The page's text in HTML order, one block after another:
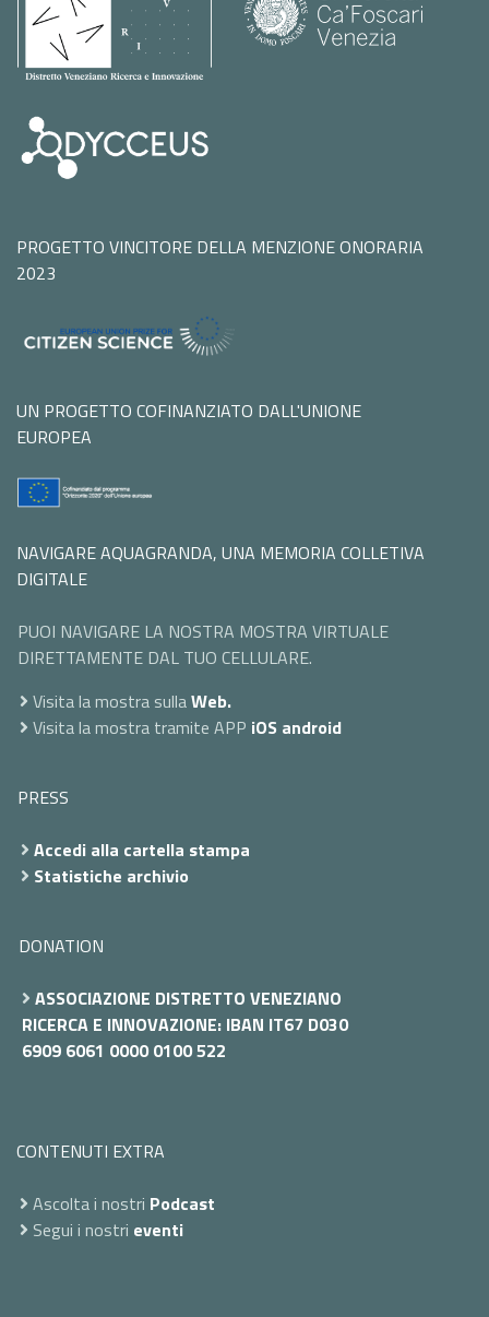
PROGETTO VINCITORE DELLA MENZIONE ONORARIA
2023
UN PROGETTO COFINANZIATO DALL'UNIONE
EUROPEA
NAVIGARE AQUAGRANDA, UNA MEMORIA COLLETIVA
DIGITALE
PUOI NAVIGARE LA NOSTRA MOSTRA VIRTUALE
DIRETTAMENTE DAL TUO CELLULARE.
Visita la mostra sullaWeb.
Visita la mostra tramite APP iOS android
PRESS
Accedi alla cartella stampa
Statistiche archivio
DONATION
ASSOCIAZIONE DISTRETTO VENEZIANO
RICERCA E INNOVAZIONE: IBAN IT67 D030
6909 6061 0000 0100 522
CONTENUTI EXTRA
Ascolta i nostri Podcast
Segui i nostri eventi